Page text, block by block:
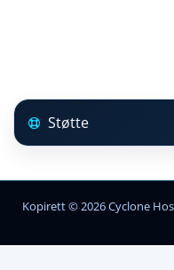
Støtte
Kopirett © 2026 Cyclone